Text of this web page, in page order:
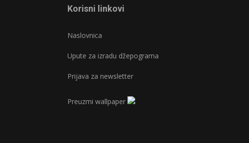
Korisni linkovi
Naslovnica
Upute za izradu džepograma
Prijava za newsletter
Preuzmi wallpaper